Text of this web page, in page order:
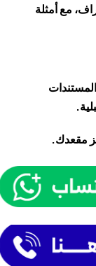
مع أمثلة
مقعدك.